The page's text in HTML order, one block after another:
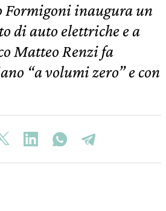
Formigoni inaugura un
di auto elettriche e a
Matteo Renzi fa
“a volumi zero” e con